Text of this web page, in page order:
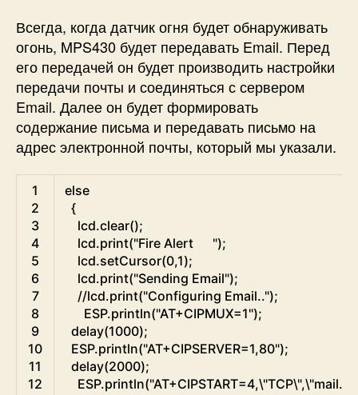
Всегда, когда датчик огня будет обнаруживать
огонь, MPS430 будет передавать Email. Перед
его передачей он будет производить настройки
передачи почты и соединяться с сервером
Email. Далее он будет формировать
содержание письма и передавать письмо на
адрес электронной почты, который мы указали.
1
2
3
4
5
6
7
8
9
10
11
12
else
{
lcd.clear();
lcd.print("Fire Alert      ");
lcd.setCursor(0,1);
lcd.print("Sending Email");
//lcd.print("Configuring Email..");
ESP.println("AT+CIPMUX=1");
delay(1000);
ESP.println("AT+CIPSERVER=1,80");
delay(2000);
ESP.println(